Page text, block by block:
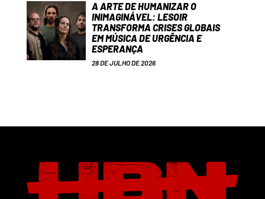
A ARTE DE HUMANIZAR O
INIMAGINÁVEL: LESOIR
TRANSFORMA CRISES GLOBAIS
EM MÚSICA DE URGÊNCIA E
ESPERANÇA
28 DE JULHO DE 2026